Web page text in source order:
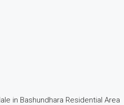
in Bashundhara Residential Area